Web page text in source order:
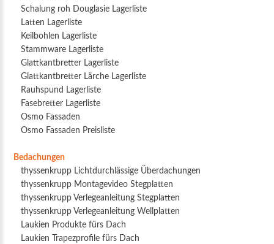
Schalung roh Douglasie Lagerliste
Latten Lagerliste
Keilbohlen Lagerliste
Stammware Lagerliste
Glattkantbretter Lagerliste
Glattkantbretter Lärche Lagerliste
Rauhspund Lagerliste
Fasebretter Lagerliste
Osmo Fassaden
Osmo Fassaden Preisliste
Bedachungen
thyssenkrupp Lichtdurchlässige Überdachungen
thyssenkrupp Montagevideo Stegplatten
thyssenkrupp Verlegeanleitung Stegplatten
thyssenkrupp Verlegeanleitung Wellplatten
Laukien Produkte fürs Dach
Laukien Trapezprofile fürs Dach